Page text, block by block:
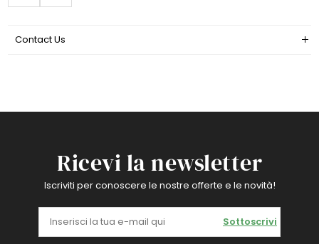
Contact Us
Ricevi la newsletter
Iscriviti per conoscere le nostre offerte e le novità!
Sottoscrivi